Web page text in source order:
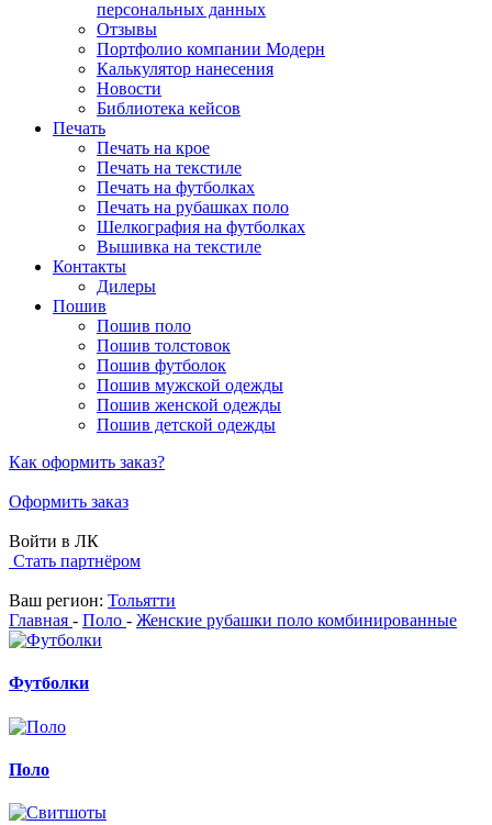
персональных данных
Отзывы
Портфолио компании Модерн
Калькулятор нанесения
Новости
Библиотека кейсов
Печать
Печать на крое
Печать на текстиле
Печать на футболках
Печать на рубашках поло
Шелкография на футболках
Вышивка на текстиле
Контакты
Дилеры
Пошив
Пошив поло
Пошив толстовок
Пошив футболок
Пошив мужской одежды
Пошив женской одежды
Пошив детской одежды
Как оформить заказ?
Оформить заказ
Войти в ЛК
Стать партнёром
Ваш регион: Тольятти
Главная - Поло - Женские рубашки поло комбинированные
Футболки
Поло